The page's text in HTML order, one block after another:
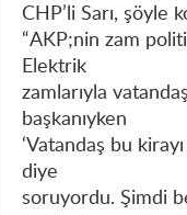
CHP’li Sarı, şöyle
“AKP;nin zam
Elektrik
zamlarıyla
başkanıyken
‘Vatandaş bu
diye
soruyordu. Şimdi